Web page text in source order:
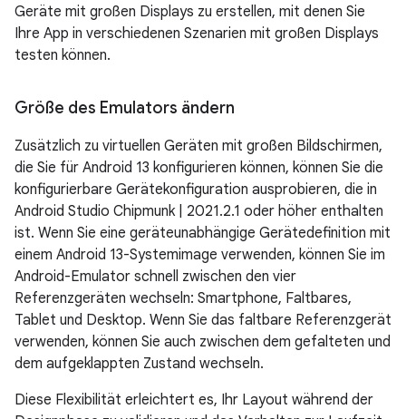
Geräte mit großen Displays zu erstellen, mit denen Sie
Ihre App in verschiedenen Szenarien mit großen Displays
testen können.
Größe des Emulators ändern
Zusätzlich zu virtuellen Geräten mit großen Bildschirmen,
die Sie für Android 13 konfigurieren können, können Sie die
konfigurierbare Gerätekonfiguration ausprobieren, die in
Android Studio Chipmunk | 2021.2.1 oder höher enthalten
ist. Wenn Sie eine geräteunabhängige Gerätedefinition mit
einem Android 13-Systemimage verwenden, können Sie im
Android-Emulator schnell zwischen den vier
Referenzgeräten wechseln: Smartphone, Faltbares,
Tablet und Desktop. Wenn Sie das faltbare Referenzgerät
verwenden, können Sie auch zwischen dem gefalteten und
dem aufgeklappten Zustand wechseln.
Diese Flexibilität erleichtert es, Ihr Layout während der